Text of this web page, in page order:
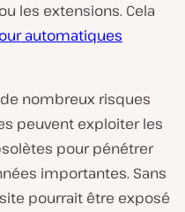
les extensions. Cela
automatiques
nombreux risques
peuvent exploiter les
pour pénétrer
importantes. Sans
pourrait être exposé